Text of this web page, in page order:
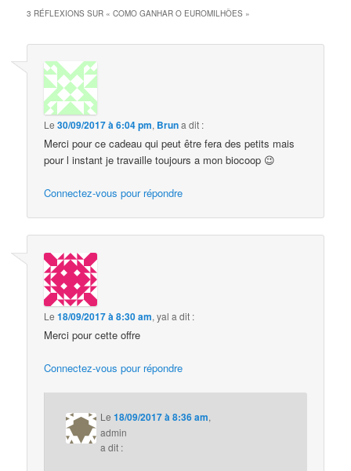
3 RÉFLEXIONS SUR «COMO GANHAR O EUROMILHÕES »
Le30/09/2017 à 6:04 pm, Bruna dit :
Merci pour ce cadeau qui peut être fera des petits mais
pour l instant je travaille toujours a mon biocoop 😉
Connectez-vous pour répondre
Le18/09/2017 à 8:30 am,yal a dit :
Merci pour cette offre
Connectez-vous pour répondre
Le18/09/2017 à 8:36 am,
admin
a dit :